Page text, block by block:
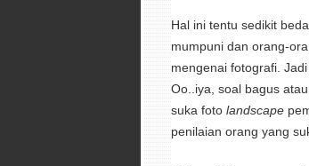
Hal ini tentu sedikit
mumpuni dan orang-
mengenai fotografi.
Oo..iya, soal bagus
suka foto landscape
penilaian orang yang